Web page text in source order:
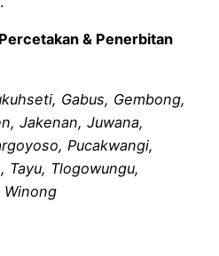
& Penerbitan
Gabus, Gembong,
Jakenan, Juwana,
Pucakwangi,
Tayu, Tlogowungu,
Winong